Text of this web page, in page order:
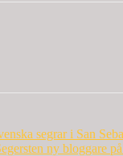
segrar i San
ny bloggare